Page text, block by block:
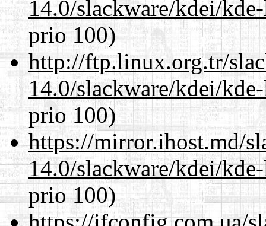
14.0/slackware/kdei/
prio 100)
http://ftp.linux.org.tr/
14.0/slackware/kdei/
prio 100)
https://mirror.ihost.md/
14.0/slackware/kdei/
prio 100)